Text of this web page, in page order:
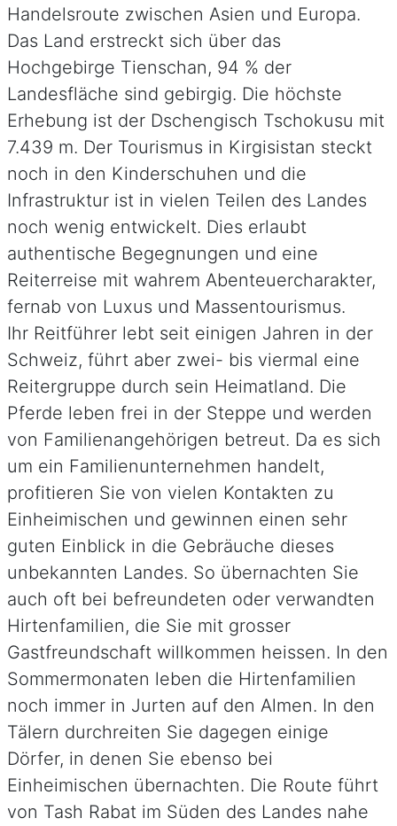
Handelsroute zwischen Asien und Europa.
Das Land erstreckt sich über das
Hochgebirge Tienschan, 94 % der
Landesfläche sind gebirgig. Die höchste
Erhebung ist der Dschengisch Tschokusu mit
7.439 m. Der Tourismus in Kirgisistan steckt
noch in den Kinderschuhen und die
Infrastruktur ist in vielen Teilen des Landes
noch wenig entwickelt. Dies erlaubt
authentische Begegnungen und eine
Reiterreise mit wahrem Abenteuercharakter,
fernab von Luxus und Massentourismus.
Ihr Reitführer lebt seit einigen Jahren in der
Schweiz, führt aber zwei- bis viermal eine
Reitergruppe durch sein Heimatland. Die
Pferde leben frei in der Steppe und werden
von Familienangehörigen betreut. Da es sich
um ein Familienunternehmen handelt,
profitieren Sie von vielen Kontakten zu
Einheimischen und gewinnen einen sehr
guten Einblick in die Gebräuche dieses
unbekannten Landes. So übernachten Sie
auch oft bei befreundeten oder verwandten
Hirtenfamilien, die Sie mit grosser
Gastfreundschaft willkommen heissen. In den
Sommermonaten leben die Hirtenfamilien
noch immer in Jurten auf den Almen. In den
Tälern durchreiten Sie dagegen einige
Dörfer, in denen Sie ebenso bei
Einheimischen übernachten. Die Route führt
von Tash Rabat im Süden des Landes nahe